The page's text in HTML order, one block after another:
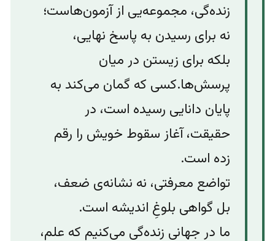
زنده‌گی، مجموعه‌‌یی از آزمون‌هاست؛
نه برای رسیدن به پاسخ نهایی،
بلکه برای زیستن در میان
پرسش‌ها.‌کسی که گمان می‌کند به
پایان دانایی رسیده است، در
حقیقت، آغاز سقوط خویش را رقم
زده است.
تواضع معرفتی، نه نشانه‌ی‌ ضعف،
بل گواهی بلوغِ اندیشه است.
ما در جهانی زنده‌گی می‌کنیم که علم،